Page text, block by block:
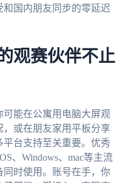
国内朋友同步的零延迟
观赛伙伴不止
能在公寓用电脑大屏观
或在朋友家用平板分享
台支持至关重要。优秀
、Windows、mac等主流
时使用。账号在手，你